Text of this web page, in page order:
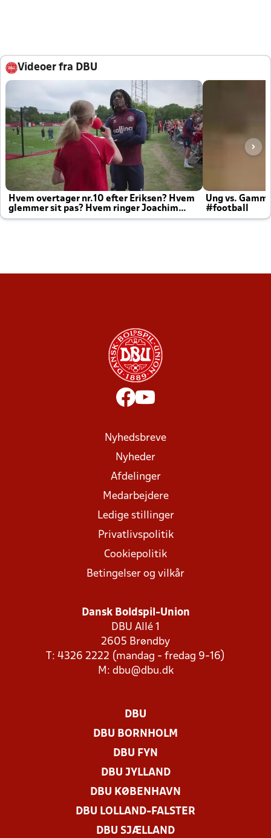
Videoer fra DBU
Hvem overtager nr.10 efter Eriksen? Hvem
glemmer sit pas? Hvem ringer Joachim
altid til efter kampe?
Ung vs.
#football
Nyhedsbreve
Nyheder
Afdelinger
Medarbejdere
Ledige stillinger
Privatlivspolitik
Cookiepolitik
Betingelser og vilkår
Dansk Boldspil-Union
DBU Allé 1
2605 Brøndby
T: 4326 2222 (mandag - fredag 9-16)
M: dbu@dbu.dk
DBU
DBU BORNHOLM
DBU FYN
DBU JYLLAND
DBU KØBENHAVN
DBU LOLLAND-FALSTER
DBU SJÆLLAND